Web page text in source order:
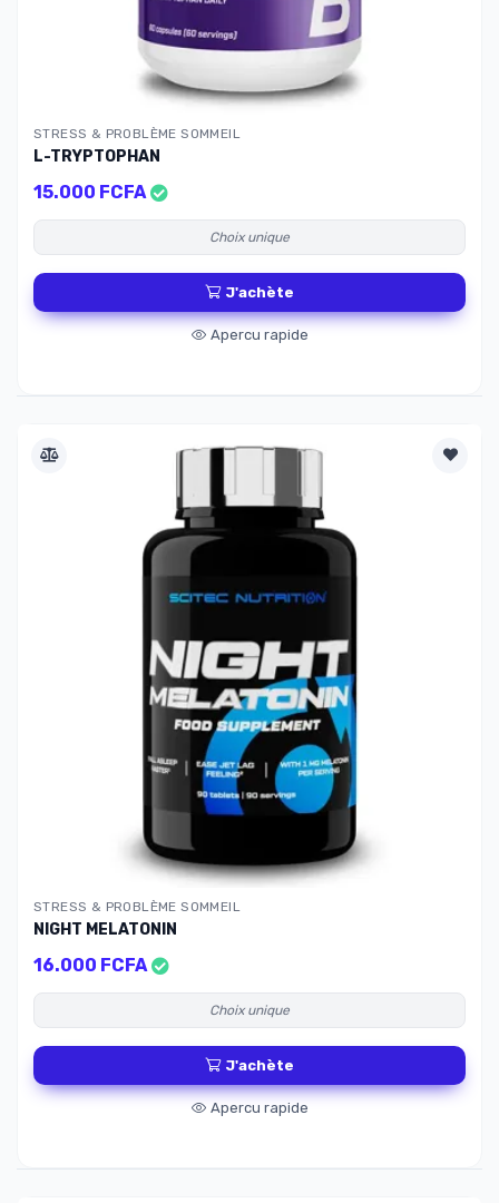
STRESS & PROBLÈME SOMMEIL
L-TRYPTOPHAN
15.000 FCFA
Choix unique
J'achète
Apercu rapide
STRESS & PROBLÈME SOMMEIL
NIGHT MELATONIN
16.000 FCFA
Choix unique
J'achète
Apercu rapide